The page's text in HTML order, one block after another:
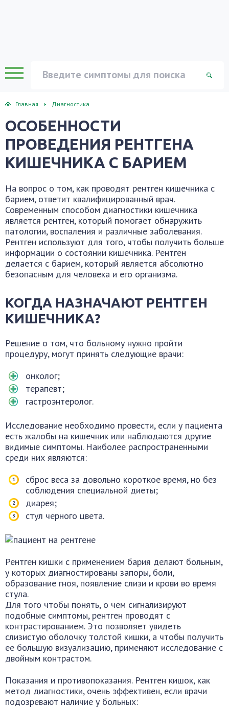
Главная Диагностика
ОСОБЕННОСТИ
ПРОВЕДЕНИЯ РЕНТГЕНА
КИШЕЧНИКА С БАРИЕМ
На вопрос о том, как проводят рентген кишечника с
барием, ответит квалифицированный врач.
Современным способом диагностики кишечника
является рентген, который помогает обнаружить
патологии, воспаления и различные заболевания.
Рентген используют для того, чтобы получить больше
информации о состоянии кишечника. Рентген
делается с барием, который является абсолютно
безопасным для человека и его организма.
КОГДА НАЗНАЧАЮТ РЕНТГЕН
КИШЕЧНИКА?
Решение о том, что больному нужно пройти
процедуру, могут принять следующие врачи:
онколог;
терапевт;
гастроэнтеролог.
Исследование необходимо провести, если у пациента
есть жалобы на кишечник или наблюдаются другие
видимые симптомы. Наиболее распространенными
среди них являются:
сброс веса за довольно короткое время, но без
соблюдения специальной диеты;
диарея;
стул черного цвета.
Рентген кишки с применением бария делают больным,
у которых диагностированы запоры, боли,
образование гноя, появление слизи и крови во время
стула.
Для того чтобы понять, о чем сигнализируют
подобные симптомы, рентген проводят с
контрастированием. Это позволяет увидеть
слизистую оболочку толстой кишки, а чтобы получить
ее большую визуализацию, применяют исследование с
двойным контрастом.
Показания и противопоказания. Рентген кишок, как
метод диагностики, очень эффективен, если врачи
подозревают наличие у больных: